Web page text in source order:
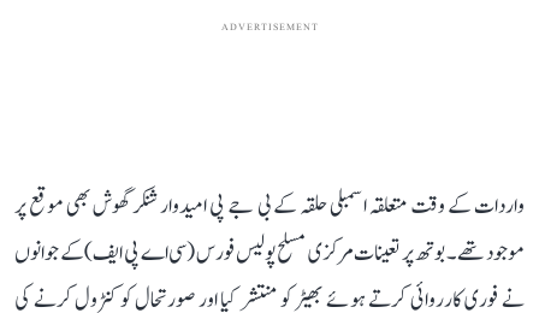
ADVERTISEMENT
واردات کے وقت متعلقہ اسمبلی حلقہ کے بی جے پی امیدوار شنکر گھوش بھی موقع پر
موجود تھے۔ بوتھ پر تعینات مرکزی مسلح پولیس فورس (سی اے پی ایف) کے جوانوں
نے فوری کارروائی کرتے ہوئے بھیڑ کو منتشر کیا اور صورتحال کو کنٹرول کرنے کی